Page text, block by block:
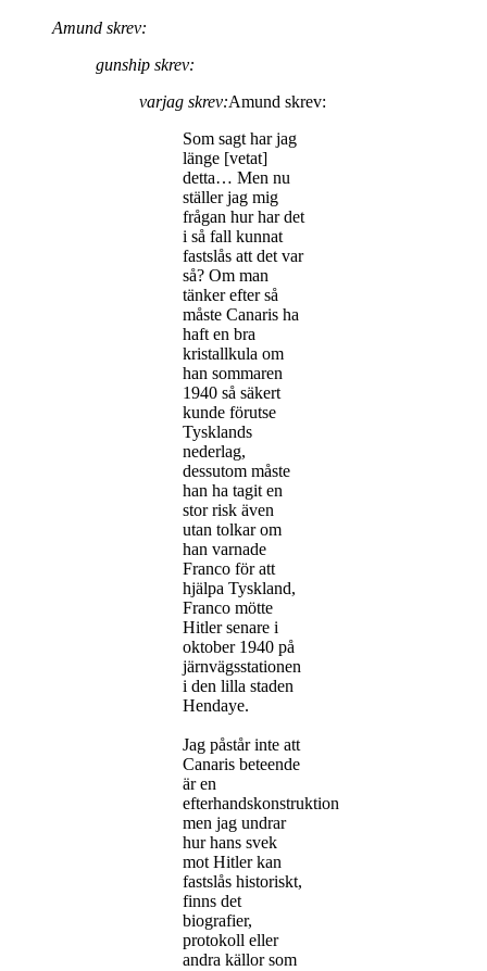
Amund skrev:
gunship skrev:
varjag skrev:Amund skrev:
Som sagt har jag
länge [vetat]
detta… Men nu
ställer jag mig
frågan hur har det
i så fall kunnat
fastslås att det var
så? Om man
tänker efter så
måste Canaris ha
haft en bra
kristallkula om
han sommaren
1940 så säkert
kunde förutse
Tysklands
nederlag,
dessutom måste
han ha tagit en
stor risk även
utan tolkar om
han varnade
Franco för att
hjälpa Tyskland,
Franco mötte
Hitler senare i
oktober 1940 på
järnvägsstationen
i den lilla staden
Hendaye.
Jag påstår inte att
Canaris beteende
är en
efterhandskonstruktion
men jag undrar
hur hans svek
mot Hitler kan
fastslås historiskt,
finns det
biografier,
protokoll eller
andra källor som